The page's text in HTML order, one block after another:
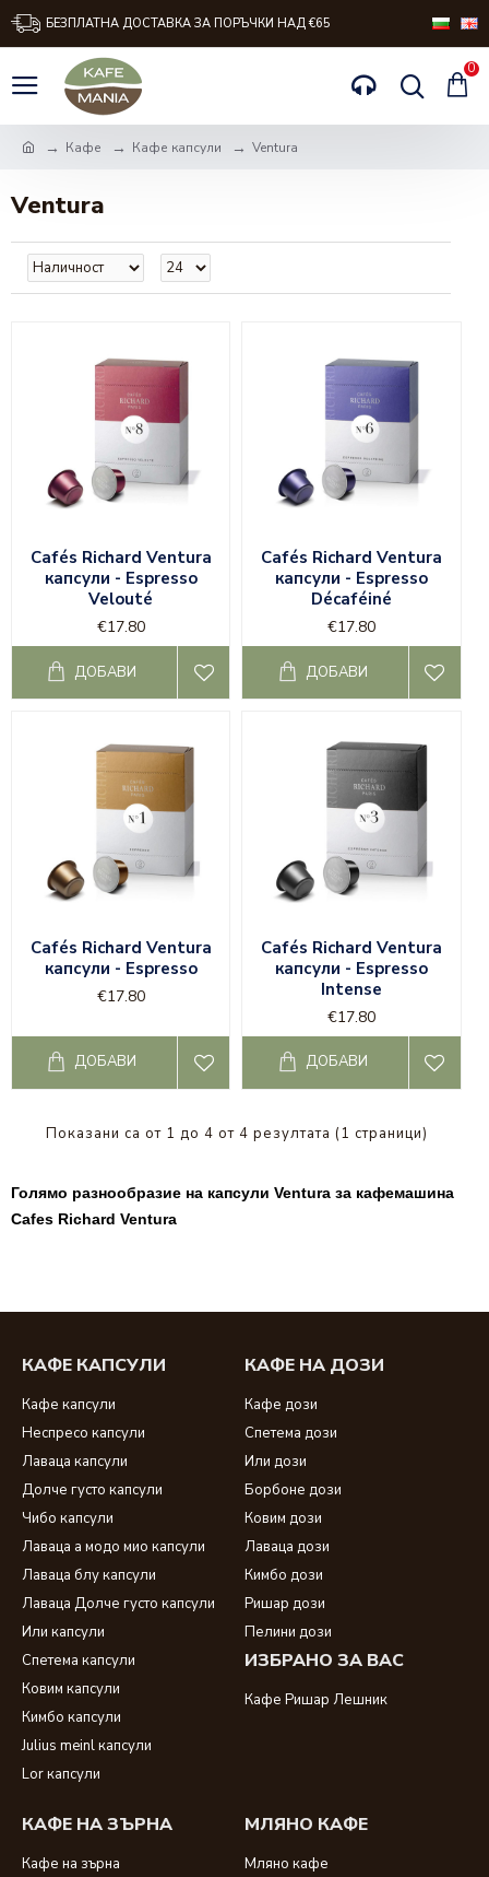
БЕЗПЛАТНА ДОСТАВКА ЗА ПОРЪЧКИ НАД €65
0
Кафе Кафе капсули Ventura
Ventura
Cafés Richard Ventura
капсули - Espresso
Velouté
€17.80
ДОБАВИ
Cafés Richard Ventura
капсули - Espresso
Décaféiné
€17.80
ДОБАВИ
Cafés Richard Ventura
капсули - Espresso
€17.80
ДОБАВИ
Cafés Richard Ventura
капсули - Espresso
Intense
€17.80
ДОБАВИ
Показани са от 1 до 4 от 4 резултата (1 страници)
Голямо разнообразие на капсули Ventura за кафемашина
Cafes Richard Ventura
КАФЕ КАПСУЛИ
Кафе капсули
Неспресо капсули
Лаваца капсули
Долче густо капсули
Чибо капсули
Лаваца а модо мио капсули
Лаваца блу капсули
Лаваца Долче густо капсули
Или капсули
Спетема капсули
Ковим капсули
Кимбо капсули
Julius meinl капсули
Lor капсули
КАФЕ НА ДОЗИ
Кафе дози
Спетема дози
Или дози
Борбоне дози
Ковим дози
Лаваца дози
Кимбо дози
Ришар дози
Пелини дози
ИЗБРАНО ЗА ВАС
Кафе Ришар Лешник
КАФЕ НА ЗЪРНА
Кафе на зърна
МЛЯНО КАФЕ
Мляно кафе